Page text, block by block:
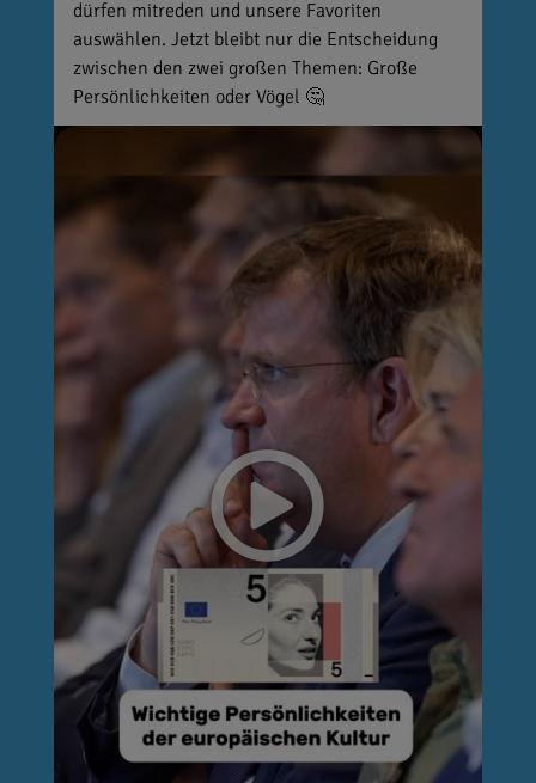
dürfen mitreden und unsere Favoriten
auswählen. Jetzt bleibt nur die Entscheidung
zwischen den zwei großen Themen: Große
Persönlichkeiten oder Vögel 🤔